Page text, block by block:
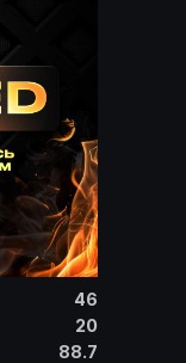
46
20
88.7